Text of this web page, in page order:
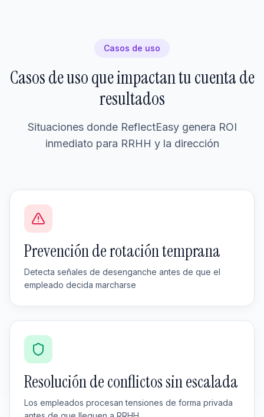
Casos de uso
Casos de uso que impactan tu cuenta de
resultados
Situaciones donde ReflectEasy genera ROI
inmediato para RRHH y la dirección
Prevención de rotación temprana
Detecta señales de desenganche antes de que el
empleado decida marcharse
Resolución de conflictos sin escalada
Los empleados procesan tensiones de forma privada